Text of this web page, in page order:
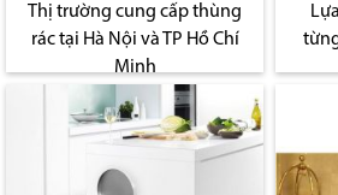
Thị trường cung cấp thùng
rác tại Hà Nội và TP Hồ Chí
Minh